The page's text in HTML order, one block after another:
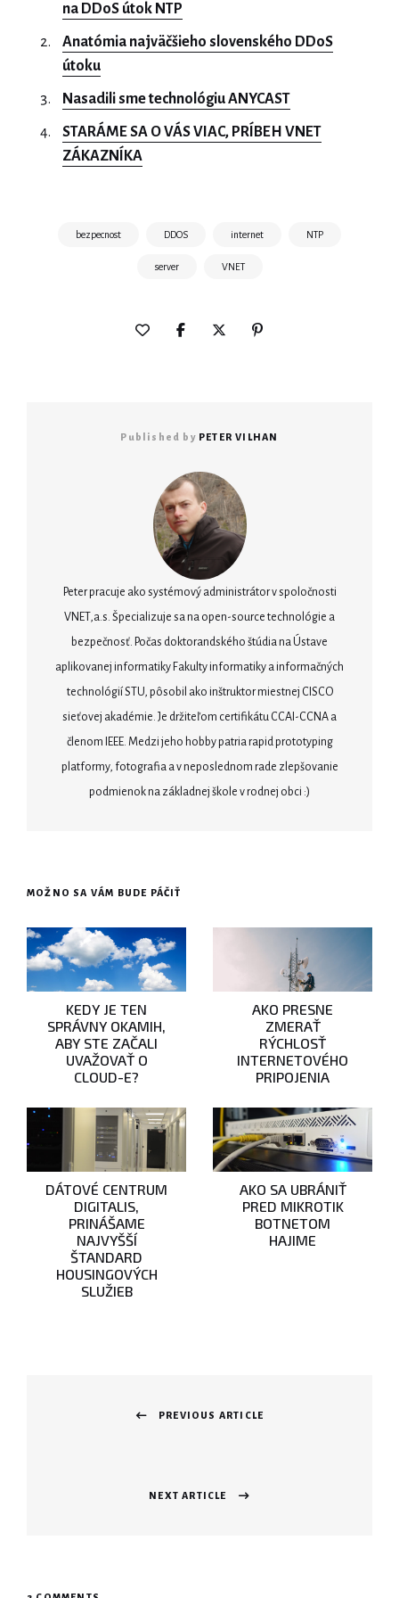
na DDoS útok NTP
Anatómia najväčšieho slovenského DDoS
útoku
Nasadili sme technológiu ANYCAST
STARÁME SA O VÁS VIAC, PRÍBEH VNET
ZÁKAZNÍKA
bezpecnost DDOS internet NTP
server VNET
Published by PETER VILHAN
Peter pracuje ako systémový administrátor v spoločnosti
VNET,a.s. Špecializuje sa na open-source technológie a
bezpečnosť. Počas doktorandského štúdia na Ústave
aplikovanej informatiky Fakulty informatiky a informačných
technológií STU, pôsobil ako inštruktor miestnej CISCO
sieťovej akadémie. Je držiteľom certifikátu CCAI-CCNA a
členom IEEE. Medzi jeho hobby patria rapid prototyping
platformy, fotografia a v neposlednom rade zlepšovanie
podmienok na základnej škole v rodnej obci :)
MOŽNO SA VÁM BUDE PÁČIŤ
KEDY JE TEN
SPRÁVNY OKAMIH,
ABY STE ZAČALI
UVAŽOVAŤ O
CLOUD-E?
AKO PRESNE
ZMERAŤ
RÝCHLOSŤ
INTERNETOVÉHO
PRIPOJENIA
DÁTOVÉ CENTRUM
DIGITALIS,
PRINÁŠAME
NAJVYŠŠÍ
ŠTANDARD
HOUSINGOVÝCH
SLUŽIEB
AKO SA UBRÁNIŤ
PRED MIKROTIK
BOTNETOM
HAJIME
PREVIOUS ARTICLE
NEXT ARTICLE